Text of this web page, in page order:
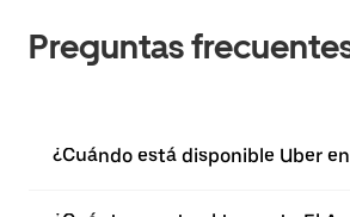
Preguntas
¿Cuándo está disponible Uber